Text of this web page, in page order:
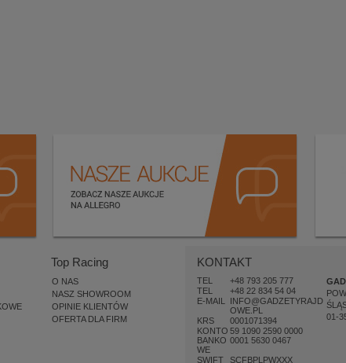
Top Racing
O NAS
NASZ SHOWROOM
OPINIE KLIENTÓW
OFERTA DLA FIRM
KONTAKT
TEL
+48 793 205 777
TEL
+48 22 834 54 04
E-MAIL
INFO@GADZETYRAJD
OWE.PL
KRS
0001071394
KONTO
BANKO
WE
59 1090 2590 0000
0001 5630 0467
SWIFT SCFBPLPWXXX
01-